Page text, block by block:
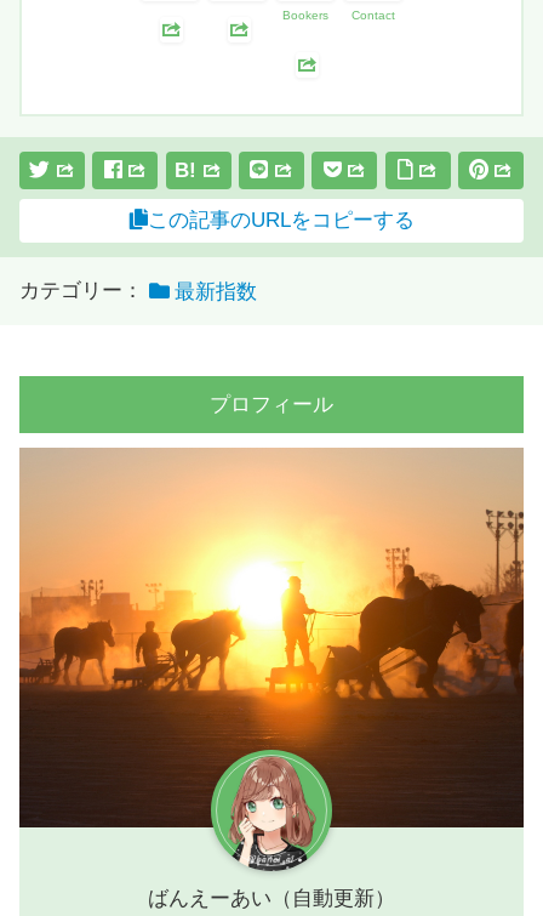
Bookers Contact
B!
この記事のURLをコピーする
カテゴリー： 最新指数
プロフィール
ばんえーあい（自動更新）